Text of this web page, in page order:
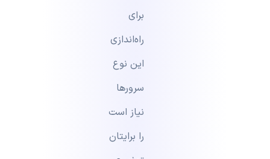
برای
راه‌اندازی
این نوع
سرورها
نیاز است
را برایتان